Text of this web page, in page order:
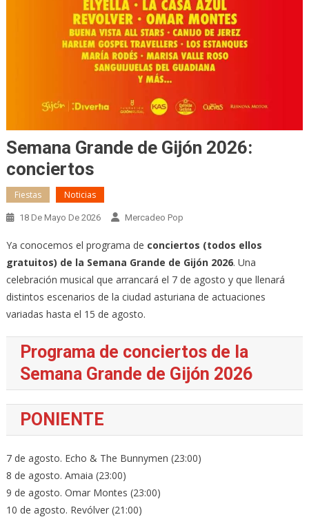
Semana Grande de Gijón 2026:
conciertos
Fiestas Noticias
18 De Mayo De 2026 Mercadeo Pop
Ya conocemos el programa de conciertos (todos ellos
gratuitos) de la Semana Grande de Gijón 2026. Una
celebración musical que arrancará el 7 de agosto y que llenará
distintos escenarios de la ciudad asturiana de actuaciones
variadas hasta el 15 de agosto.
Programa de conciertos de la
Semana Grande de Gijón 2026
PONIENTE
7 de agosto. Echo & The Bunnymen (23:00)
8 de agosto. Amaia (23:00)
9 de agosto. Omar Montes (23:00)
10 de agosto. Revólver (21:00)